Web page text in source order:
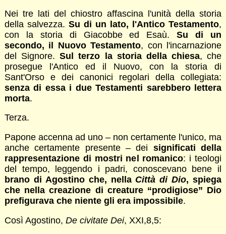
Nei tre lati del chiostro affascina l'unità della storia
della salvezza. Su di un lato, l'Antico Testamento,
con la storia di Giacobbe ed Esaù.Su di un
secondo, il Nuovo Testamento, con l'incarnazione
del Signore.Sul terzo la storia della chiesa, che
prosegue l'Antico ed il Nuovo, con la storia di
Sant'Orso e dei canonici regolari della collegiata:
senza di essa i due Testamenti sarebbero lettera
morta.
Terza.
Papone accenna ad uno – non certamente l'unico, ma
anche certamente presente – dei significati della
rappresentazione di mostri nel romanico: i teologi
del tempo, leggendo i padri, conoscevano bene il
brano di Agostino che, nella Città di Dio, spiega
che nella creazione di creature “prodigiose” Dio
prefigurava che niente gli era impossibile.
Così Agostino, De civitate Dei, XXI,8,5: